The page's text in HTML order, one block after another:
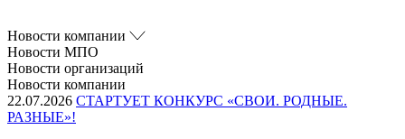
Новости компании
Новости МПО
Новости организаций
Новости компании
22.07.2026 СТАРТУЕТ КОНКУРС «СВОИ. РОДНЫЕ.
РАЗНЫЕ»!